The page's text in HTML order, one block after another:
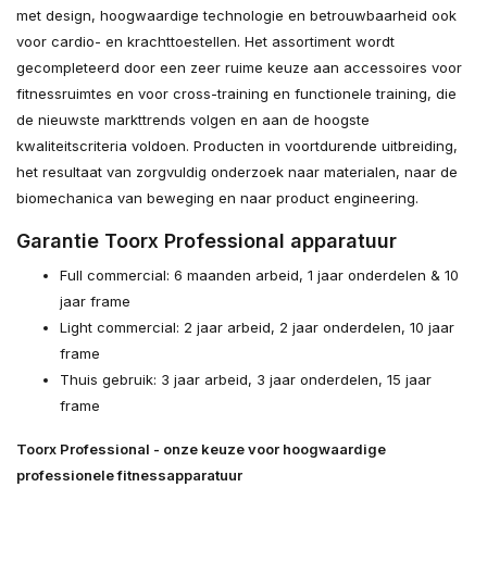
met design, hoogwaardige technologie en betrouwbaarheid ook
voor cardio- en krachttoestellen. Het assortiment wordt
gecompleteerd door een zeer ruime keuze aan accessoires voor
fitnessruimtes en voor cross-training en functionele training, die
de nieuwste markttrends volgen en aan de hoogste
kwaliteitscriteria voldoen. Producten in voortdurende uitbreiding,
het resultaat van zorgvuldig onderzoek naar materialen, naar de
biomechanica van beweging en naar product engineering.
Garantie Toorx Professional apparatuur
Full commercial: 6 maanden arbeid, 1 jaar onderdelen & 10
jaar frame
Light commercial: 2 jaar arbeid, 2 jaar onderdelen, 10 jaar
frame
Thuis gebruik: 3 jaar arbeid, 3 jaar onderdelen, 15 jaar
frame
Toorx Professional - onze keuze voor hoogwaardige
professionele fitnessapparatuur